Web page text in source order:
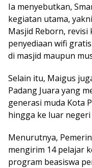
Ia menyebutkan,
kegiatan utama,
Masjid Reborn,
penyediaan wifi
di masjid maupun
Selain itu, Maigus
Padang Juara yang
generasi muda Kota
hingga ke luar
Menurutnya,
mengirim 14 pelajar
program beasiswa